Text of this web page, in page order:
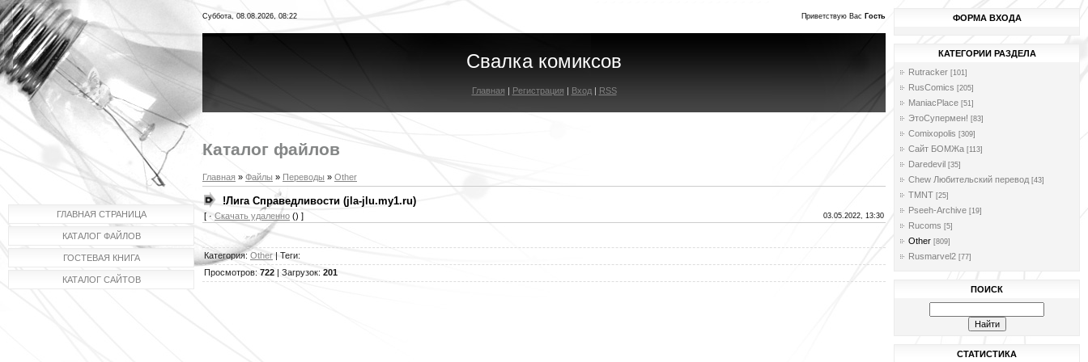
ГЛАВНАЯ СТРАНИЦА
КАТАЛОГ ФАЙЛОВ
ГОСТЕВАЯ КНИГА
КАТАЛОГ САЙТОВ
Суббота, 08.08.2026, 08:22 Приветствую Вас Гость
Свалка комиксов
Главная | Регистрация | Вход| RSS
Каталог файлов
Главная » Файлы » Переводы » Other
!Лига Справедливости (jla-jlu.my1.ru)
[ · Скачать удаленно () ] 03.05.2022, 13:30
Категория: Other Теги:
Просмотров: 722 Загрузок: 201
ФОРМА ВХОДА
КАТЕГОРИИ РАЗДЕЛА
Rutracker [101]
RusComics [205]
ManiacPlace [51]
ЭтоСупермен! [83]
Comixopolis [309]
Сайт БОМЖа [113]
Daredevil [35]
Chew Любительский перевод [43]
TMNT [25]
Pseeh-Archive [19]
Rucoms [5]
Other [809]
Rusmarvel2 [77]
ПОИСК
СТАТИСТИКА